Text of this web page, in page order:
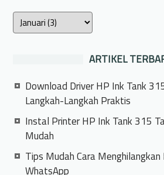
ARTIKEL
Download Driver HP Ink Tank
Langkah-Langkah Praktis
Instal Printer HP Ink Tank 315
Mudah
Tips Mudah Cara
WhatsApp